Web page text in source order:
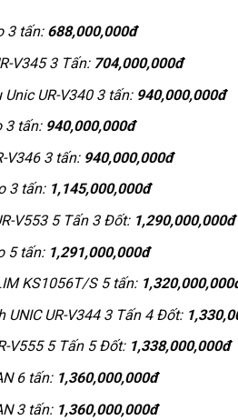
3 tấn: 688,000,000đ
V345 3 Tấn: 704,000,000đ
UR-V340 3 tấn: 940,000,000đ
3 tấn: 940,000,000đ
V346 3 tấn:940,000,000đ
3 tấn: 1,145,000,000đ
V553 5 Tấn 3 Đốt: 1,290,000,000đ
5 tấn: 1,291,000,000đ
KS1056T/S 5 tấn:
UR-V344 3 Tấn 4 Đốt:
V555 5 Tấn 5 Đốt: 1,338,000,000đ
6 tấn: 1,360,000,000đ
3 tấn: 1,360,000,000đ